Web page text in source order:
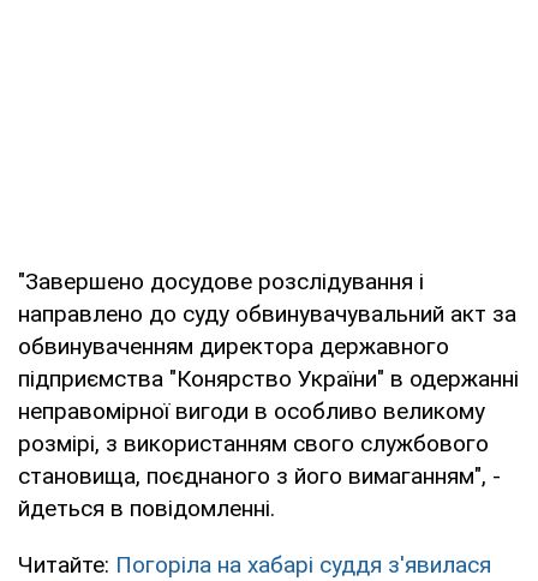
"Завершено досудове розслідування і
направлено до суду обвинувачувальний акт за
обвинуваченням директора державного
підприємства "Конярство України" в одержанні
неправомірної вигоди в особливо великому
розмірі, з використанням свого службового
становища, поєднаного з його вимаганням", -
йдеться в повідомленні.
Читайте: Погоріла на хабарі суддя з'явилася